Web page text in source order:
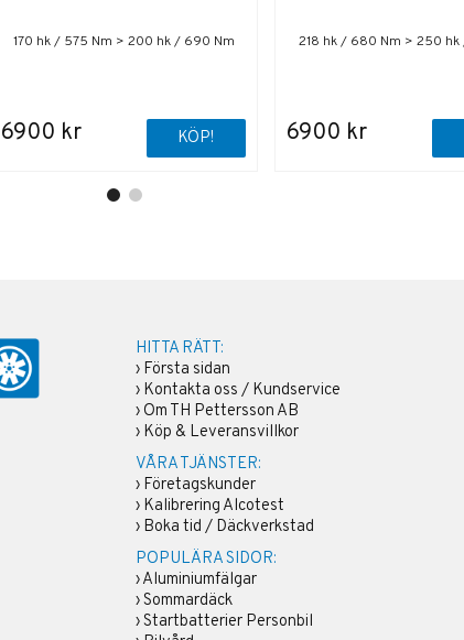
170 hk / 575 Nm > 200 hk / 690 Nm
6900 kr KÖP!
218 hk / 680 Nm > 250 hk
6900 kr
HITTA RÄTT:
› Första sidan
› Kontakta oss / Kundservice
› Om TH Pettersson AB
› Köp & Leveransvillkor
VÅRA TJÄNSTER:
› Företagskunder
› Kalibrering Alcotest
› Boka tid / Däckverkstad
POPULÄRA SIDOR:
›Aluminiumfälgar
›Sommardäck
›Startbatterier Personbil